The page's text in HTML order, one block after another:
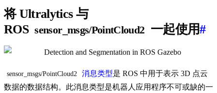
将 Ultralytics 与
ROS sensor_msgs/PointCloud2 一起使用#
sensor_msgs/PointCloud2 消息类型是 ROS 中用于表示 3D 点云
数据的数据结构。此消息类型是机器人应用程序不可或缺的一